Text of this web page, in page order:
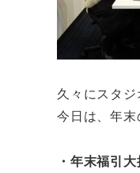
久々にスタ
今日は、年
・年末福引